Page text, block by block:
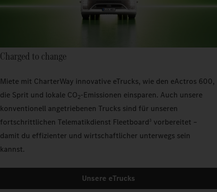
Charged to change
Miete mit CharterWay innovative eTrucks, wie den eActros 600,
die Sprit und lokale CO2-Emissionen einsparen. Auch unsere
konventionell angetriebenen Trucks sind für unseren
fortschrittlichen Telematikdienst Fleetboard3 vorbereitet –
damit du effizienter und wirtschaftlicher unterwegs sein
kannst.
Unsere eTrucks